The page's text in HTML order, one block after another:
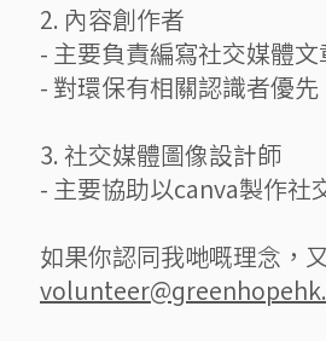
2. 內容創作者
- 主要負責編寫社交媒體
- 對環保有相關認識者優先
3. 社交媒體圖像設計師
- 主要協助以canva製作社
如果你認同我哋嘅理念，